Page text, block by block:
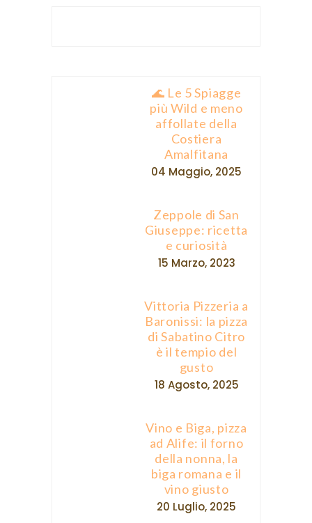
🌊 Le 5 Spiagge
più Wild e meno
affollate della
Costiera
Amalfitana
04 Maggio, 2025
Zeppole di San
Giuseppe: ricetta
e curiosità
15 Marzo, 2023
Vittoria Pizzeria a
Baronissi: la pizza
di Sabatino Citro
è il tempio del
gusto
18 Agosto, 2025
Vino e Biga, pizza
ad Alife: il forno
della nonna, la
biga romana e il
vino giusto
20 Luglio, 2025